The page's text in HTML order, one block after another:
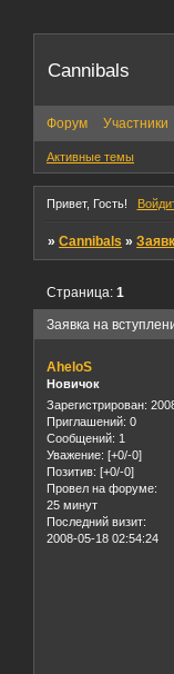
Cannibals
Форум Участники
Активные темы
Привет, Гость!
»Cannibals »
Заявка на
Страница:1
AheloS
Новичок
Зарегистрирован:
Приглашений: 0
Сообщений: 1
Уважение: [+0/-0]
Позитив: [+0/-0]
Провел на форуме:
25 минут
Последний визит:
2008-05-18 02:54:24